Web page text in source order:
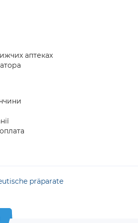
аптеках
präparate